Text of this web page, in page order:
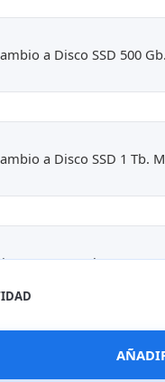
a Disco SSD 500
a Disco SSD 1 Tb.
SSD 500 Gb. M.2